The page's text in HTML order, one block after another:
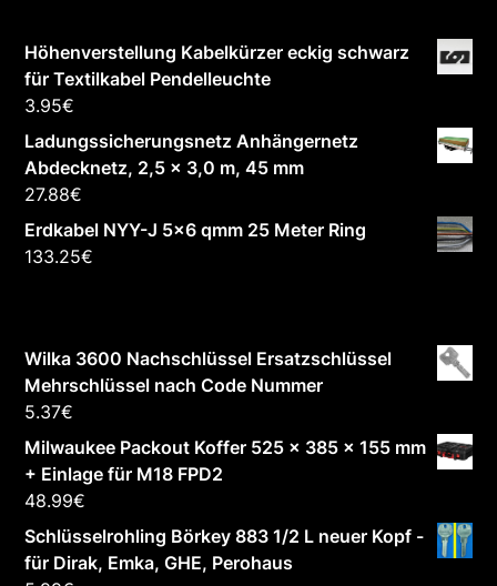
Höhenverstellung Kabelkürzer eckig schwarz
für Textilkabel Pendelleuchte
3.95€
Ladungssicherungsnetz Anhängernetz
Abdecknetz, 2,5 x 3,0 m, 45 mm
27.88€
Erdkabel NYY-J 5x6 qmm 25 Meter Ring
133.25€
Wilka 3600 Nachschlüssel Ersatzschlüssel
Mehrschlüssel nach Code Nummer
5.37€
Milwaukee Packout Koffer 525 x 385 x 155 mm
+ Einlage für M18 FPD2
48.99€
Schlüsselrohling Börkey 883 1/2 L neuer Kopf -
für Dirak, Emka, GHE, Perohaus